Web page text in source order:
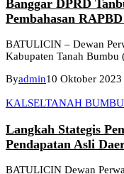
Banggar DPRD
Pembahasan
BATULICIN – Dewan
Kabupaten Tanah Bumbu
Byadmin10 Oktober 2023
KALSELTANAH BUMBU
Langkah Stategis
Pendapatan Asli
BATULICIN Dewan